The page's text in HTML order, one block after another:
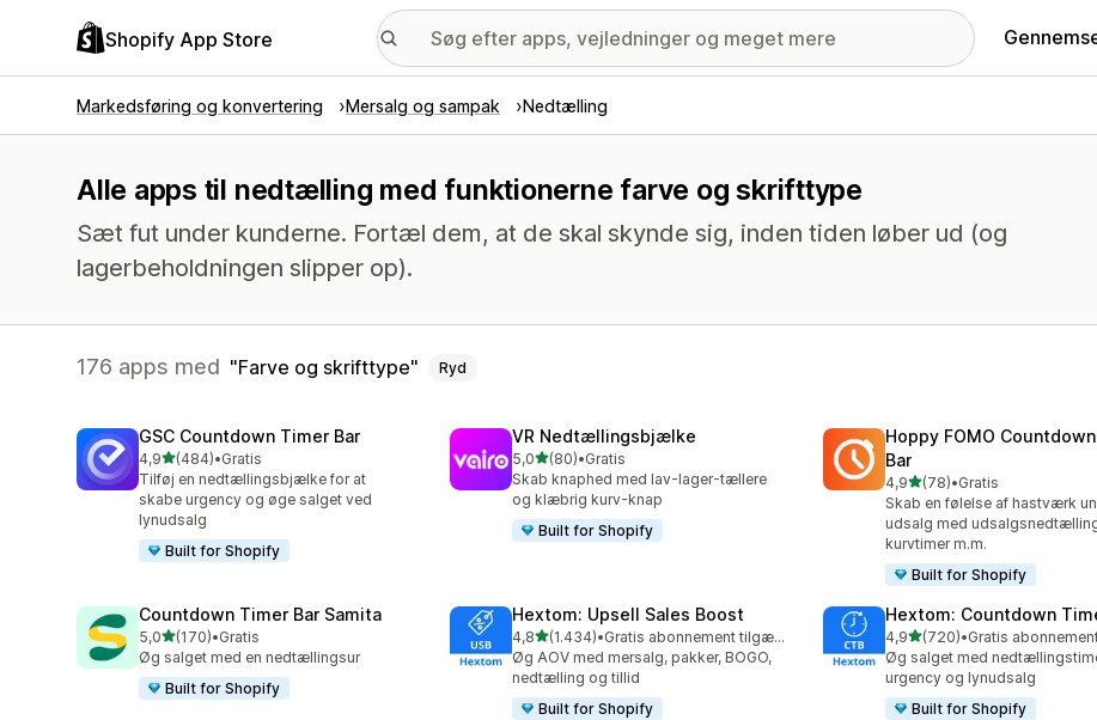
Shopify App Store
Markedsføring og konvertering Mersalg og sampak Nedtælling
Alle apps til nedtælling med funktionerne farve og skrifttype
Sæt fut under kunderne. Fortæl dem, at de skal skynde sig, inden tiden løber ud (og
lagerbeholdningen slipper op).
176 apps med Farve og skrifttype Ryd
GSC Countdown Timer Bar
4,9ud af 5 stjerner
(484)
484 anmeldelser i alt
•Gratis
Tilføj en nedtællingsbjælke for at
skabe urgency og øge salget ved
lynudsalg
Built for Shopify
VR Nedtællingsbjælke
5,0ud af 5 stjerner
(80)
80 anmeldelser i alt
•Gratis
Skab knaphed med lav-lager-tællere
og klæbrig kurv-knap
Built for Shopify
Hoppy FOMO
Bar
4,9ud af 5 stjerner
(78)
78 anmeldelser i alt
•Gratis
Skab en følelse af hastværk
udsalg med
kurvtimer m.m.
Built for Shopify
Countdown Timer Bar Samita
5,0ud af 5 stjerner
(170)
170 anmeldelser i alt
•Gratis
Øg salget med en nedtællingsur
Built for Shopify
Hextom: Upsell Sales Boost
4,8ud af 5 stjerner
(1.434)
1434 anmeldelser i alt
•
Gratis abonnement tilgængeligt
Øg AOV med mersalg, pakker, BOGO,
nedtælling og tillid
Built for Shopify
Hextom: Countdown
4,9ud af 5 stjerner
(720)
720 anmeldelser i alt
•
Øg salget med
urgency og lynudsalg
Built for Shopify